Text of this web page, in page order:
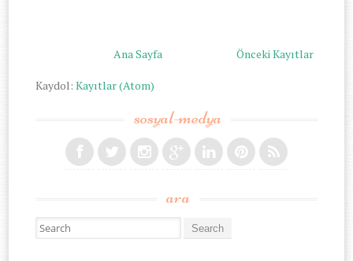
Önceki Kayıtlar
Ana Sayfa
Kaydol:Kayıtlar (Atom)
sosyal-medya
ara
Search for: